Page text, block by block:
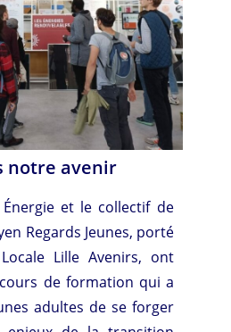
notre avenir
Énergie et le collectif de
Regards Jeunes, porté
Lille Avenirs, ont
de formation qui a
adultes de se forger